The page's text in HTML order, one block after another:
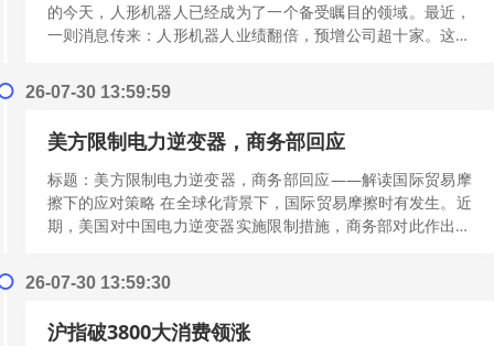
的今天，人形机器人已经成为了一个备受瞩目的领域。最近，
一则消息传来：人形机器人业绩翻倍，预增公司超十家。这一
26-07-30 13:59:59
美方限制电力逆变器，商务部回应
标题：美方限制电力逆变器，商务部回应——解读国际贸易摩
擦下的应对策略 在全球化背景下，国际贸易摩擦时有发生。近
期，美国对中国电力逆变器实施限制措施，商务部对此作出回
26-07-30 13:59:30
沪指破3800大消费领涨